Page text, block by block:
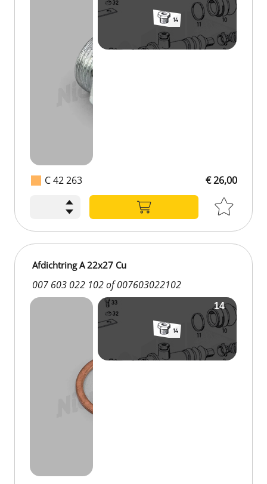
C 42 263 € 26,00
Afdichtring A 22x27 Cu
007 603 022 102 of 007603022102